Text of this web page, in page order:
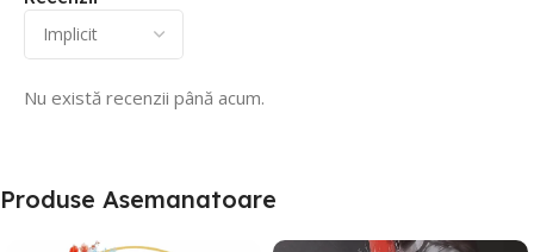
Nu există recenzii până acum.
Produse Asemanatoare